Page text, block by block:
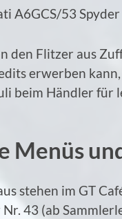
A6GCS/53 Spyder
den Flitzer aus
erwerben
beim Händler für
Menüs
stehen im GT
43 (ab